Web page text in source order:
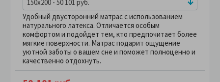
150x200 - 50 101 руб.
Удобный двусторонний матрас с использованием
натурального латекса. Отличается особым
комфортом и подойдет тем, кто предпочитает более
мягкие поверхности. Матрас подарит ощущение
уютной заботы о вашем сне и поможет полноценно и
качественно отдохнуть.